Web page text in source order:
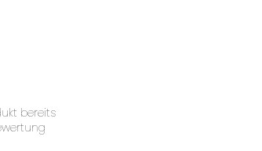
bereits